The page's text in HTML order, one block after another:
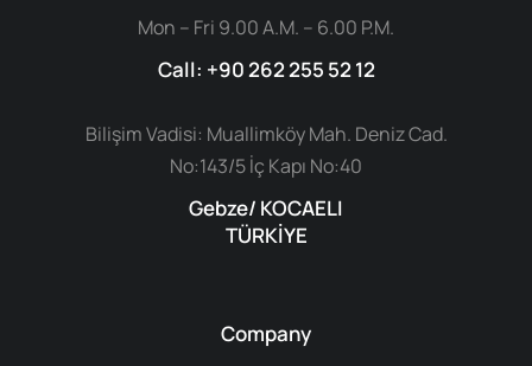
Mon – Fri 9.00 A.M. – 6.00 P.M.
Call: +90 262 255 52 12
Bilişim Vadisi: Muallimköy Mah. Deniz Cad.
No:143/5 İç Kapı No:40
Gebze/ KOCAELI
TÜRKİYE
Company